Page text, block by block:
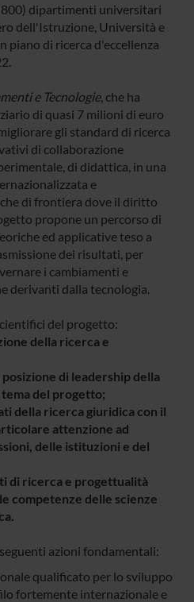
800) dipartimenti universitari
dell'Istruzione, Università e
piano di ricerca d'eccellenza
e Tecnologie, che ha
di quasi 7 milioni di euro
gli standard di ricerca
di collaborazione
di didattica, in una
e
di frontiera dove il diritto
propone un percorso di
ed applicative teso a
dei risultati, per
i cambiamenti e
derivanti dalla tecnologia.
del progetto:
della ricerca e
di leadership della
del progetto;
della ricerca giuridica con il
attenzione ad
delle istituzioni e del
di ricerca e progettualità
competenze delle scienze
azioni fondamentali:
qualificato per lo sviluppo
fortemente internazionale e